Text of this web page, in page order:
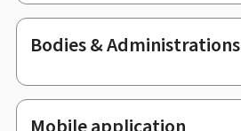
Bodies & Administrations